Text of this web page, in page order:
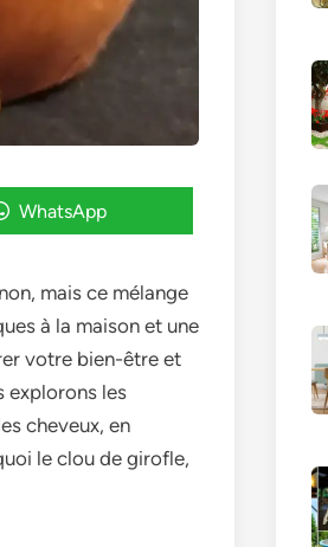
WhatsApp
mais ce mélange
à la maison et une
votre bien-être et
explorons les
cheveux, en
le clou de girofle,